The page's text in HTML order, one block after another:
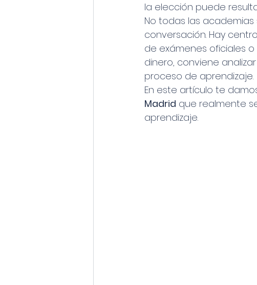
la elección puede
No todas las
conversación. Hay
de exámenes oficiales
dinero, conviene
proceso de aprendizaje.
En este artículo te
Madrid que realmente
aprendizaje.